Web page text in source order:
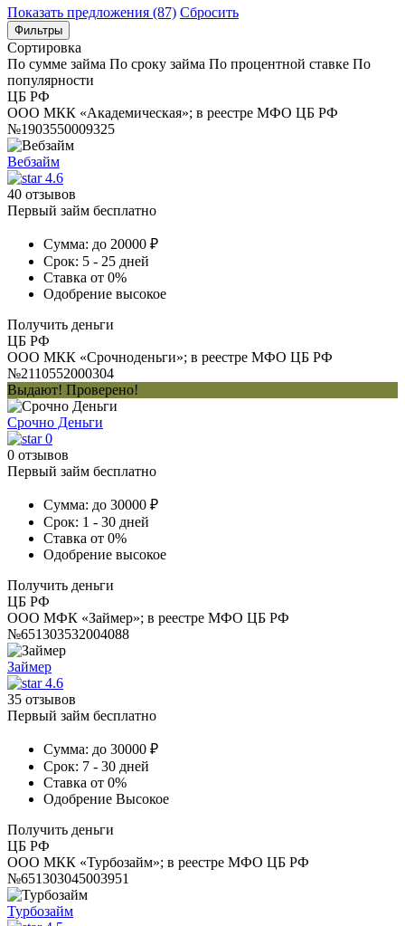
Показать предложения (87) Сбросить
Фильтры
Сортировка
По сумме займа По сроку займа По процентной ставке По
популярности
ЦБ РФ
ООО МКК «Академическая»; в реестре МФО ЦБ РФ
№1903550009325
Вебзайм
4.6
40 отзывов
Первый займ бесплатно
Сумма: до 20000 ₽
Срок: 5 - 25 дней
Ставка от 0%
Одобрение высокое
Получить деньги
ЦБ РФ
ООО МКК «Срочноденьги»; в реестре МФО ЦБ РФ
№2110552000304
Выдают! Проверено!
Срочно Деньги
0
0 отзывов
Первый займ бесплатно
Сумма: до 30000 ₽
Срок: 1 - 30 дней
Ставка от 0%
Одобрение высокое
Получить деньги
ЦБ РФ
ООО МФК «Займер»; в реестре МФО ЦБ РФ
№651303532004088
Займер
4.6
35 отзывов
Первый займ бесплатно
Сумма: до 30000 ₽
Срок: 7 - 30 дней
Ставка от 0%
Одобрение Высокое
Получить деньги
ЦБ РФ
ООО МКК «Турбозайм»; в реестре МФО ЦБ РФ
№651303045003951
Турбозайм